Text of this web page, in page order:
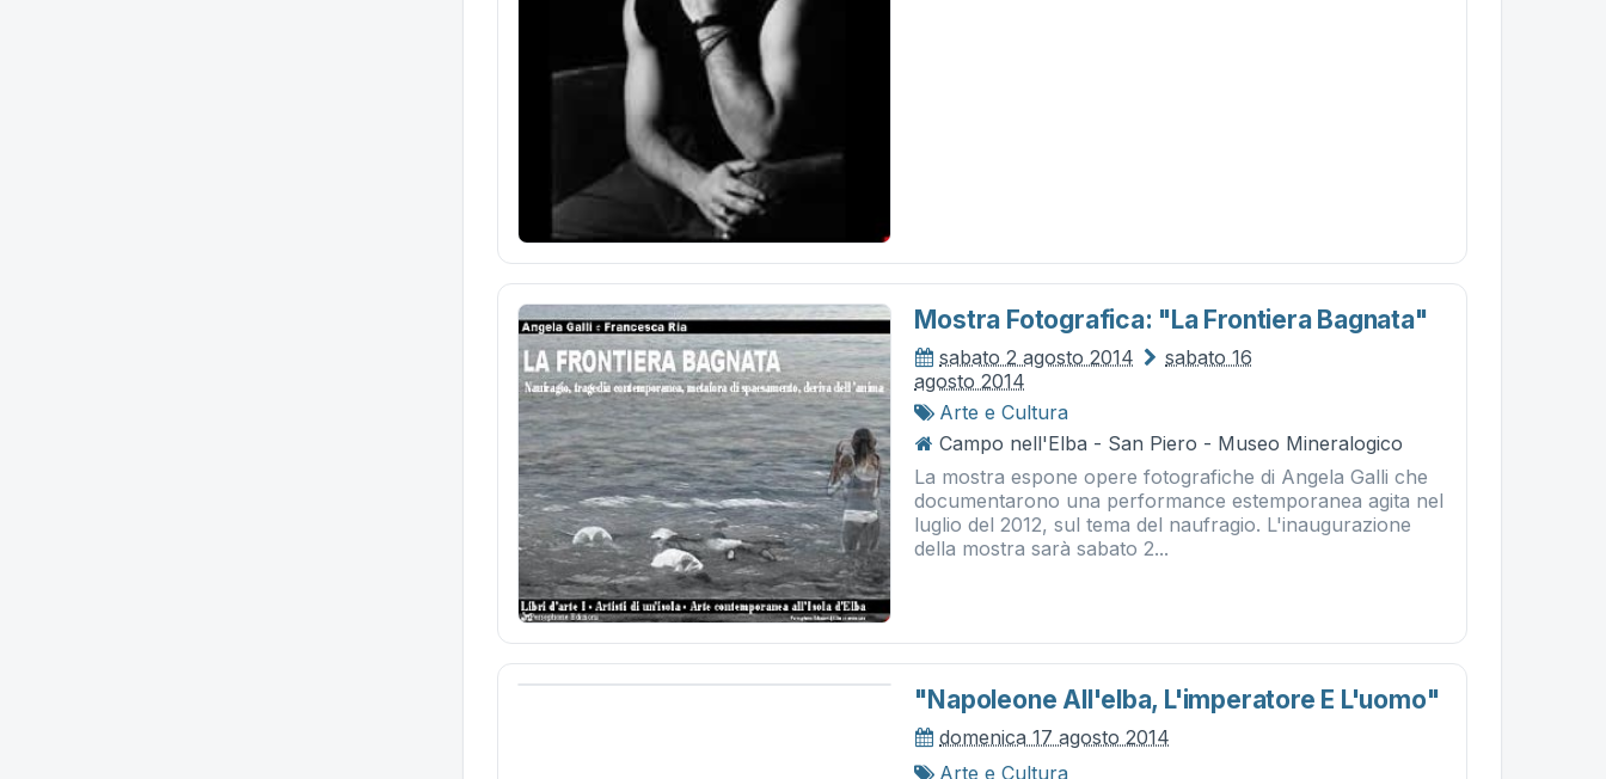
Mostra Fotografica: "la Frontiera Bagnata"
sabato 2 agosto 2014
sabato 16
agosto 2014
Arte e Cultura
Campo nell'Elba - San Piero - Museo Mineralogico
La mostra espone opere fotografiche di Angela Galli che
documentarono una performance estemporanea agita nel
luglio del 2012, sul tema del naufragio. L'inaugurazione
della mostra sarà sabato 2...
"napoleone All'elba, L'imperatore E L'uomo"
domenica 17 agosto 2014
Arte e Cultura